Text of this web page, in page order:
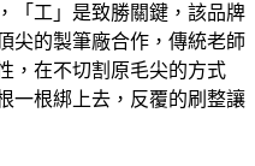
「工」是致勝關鍵，該品牌
尖的製筆廠合作，傳統老師
，在不切割原毛尖的方式
一根綁上去，反覆的刷整讓